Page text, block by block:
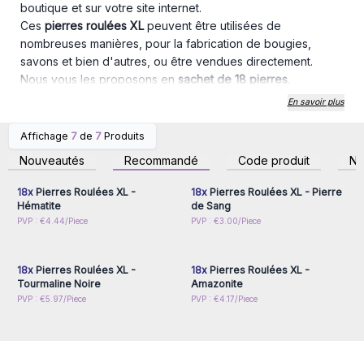
boutique et sur votre site internet.
Ces pierres roulées XLpeuvent être utilisées de
nombreuses manières, pour la fabrication de bougies,
savons et bien d'autres, ou être vendues directement.
Nous vous les proposons en sachet de 18 pierres.
Merci de noter que les tailles et formes des pierres peuvent
En savoir plus
Affichage 7 de 7 Produits
Nouveautés Recommandé Code produit
Connectez-vous ou
inscrivez-vous pour
accéder aux prix de gros
18xPierres Roulées XL -
Hématite
PVP : €4.44/Piece
inscrivez-vous pour
accéder aux prix de gros
18xPierres Roulées XL - Pierre
de Sang
PVP : €3.00/Piece
Connectez-vous ou
18xPierres Roulées XL -
Tourmaline Noire
PVP : €5.97/Piece
Connectez-vous ou
18xPierres Roulées XL -
Amazonite
PVP : €4.17/Piece
Connectez-vous ou
Connectez-vous ou